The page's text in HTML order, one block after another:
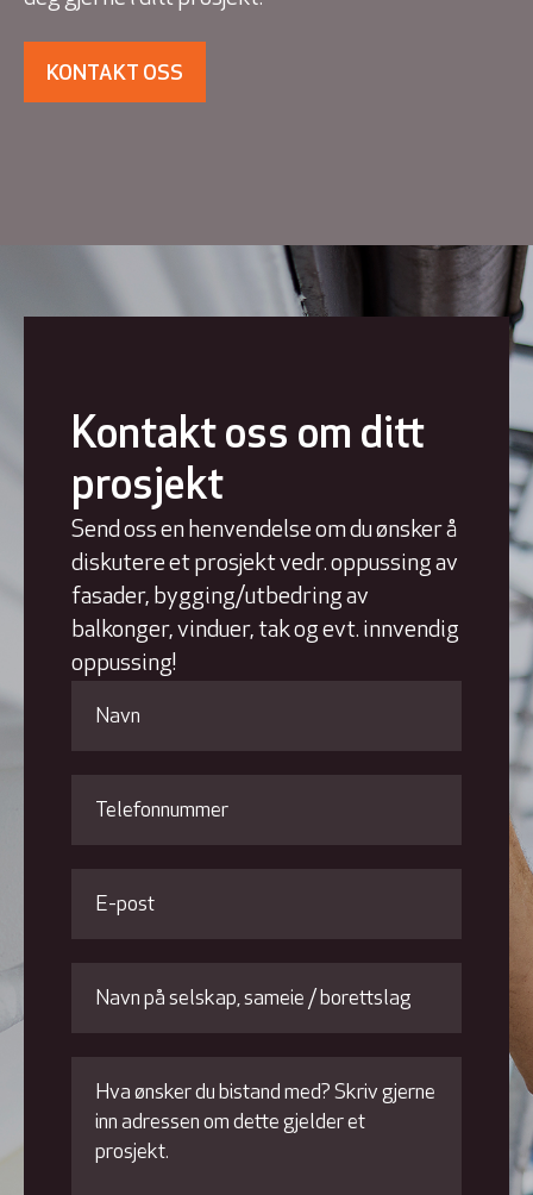
KONTAKT OSS
Kontakt oss om ditt
prosjekt
Send oss en henvendelse om du ønsker å
diskutere et prosjekt vedr. oppussing av
fasader, bygging/utbedring av
balkonger, vinduer, tak og evt. innvendig
oppussing!